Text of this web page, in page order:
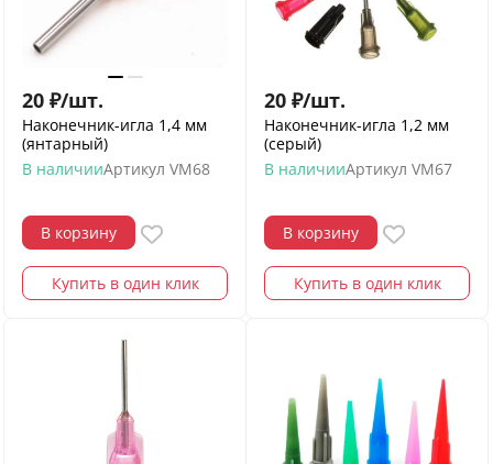
20 ₽/шт.
Наконечник-игла 1,4 мм
(янтарный)
В наличииАртикул VM68
В корзину
Купить в один клик
20 ₽/шт.
Наконечник-игла 1,2 мм
(серый)
В наличииАртикул VM67
В корзину
Купить в один клик